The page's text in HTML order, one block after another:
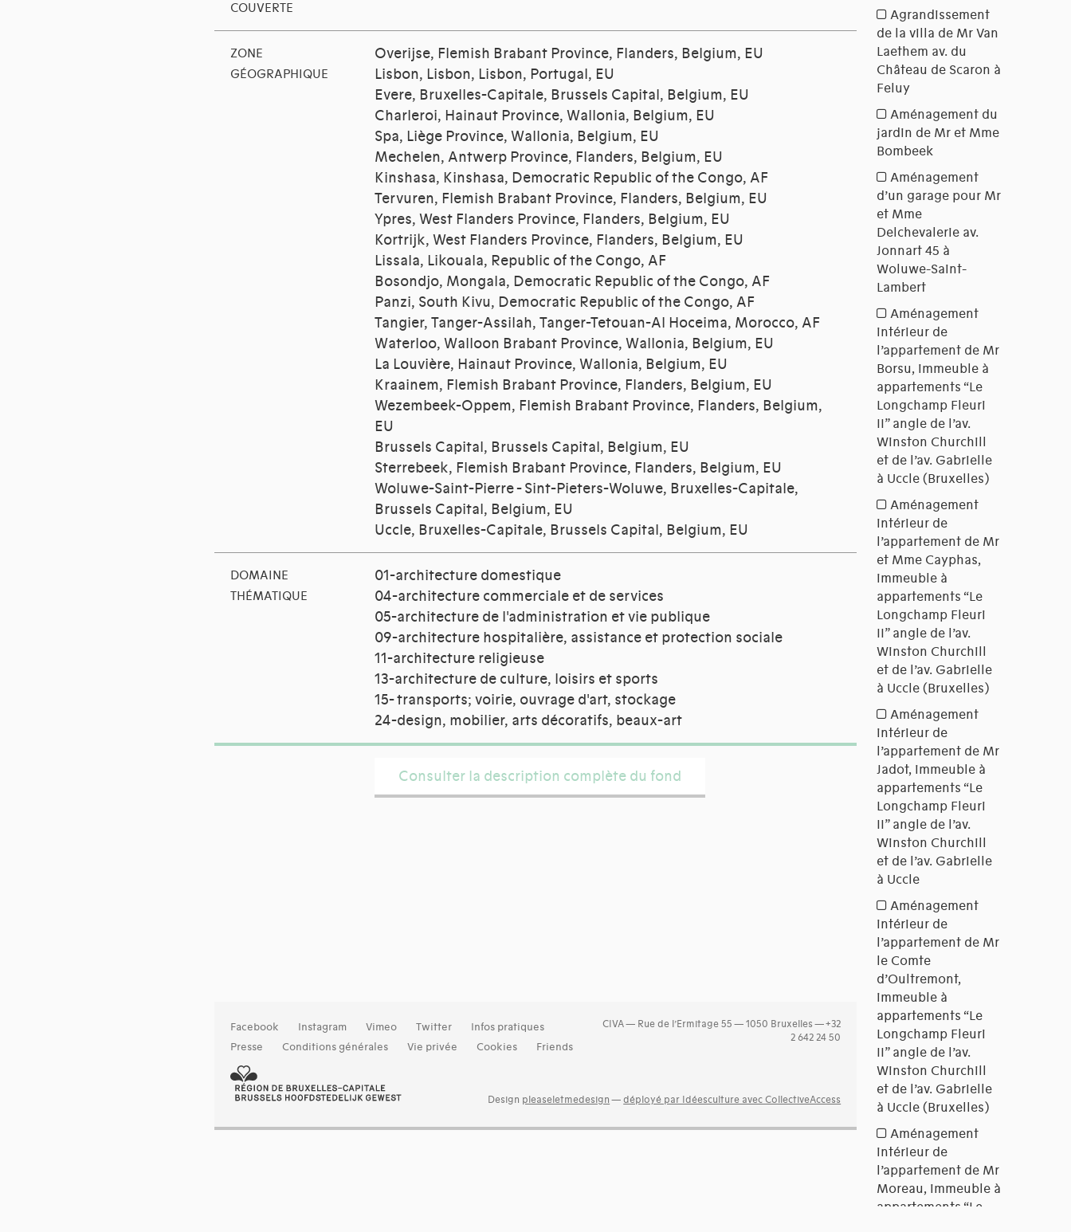
COUVERTE
ZONE
GÉOGRAPHIQUE
Overijse, Flemish Brabant Province, Flanders, Belgium, EU
Lisbon, Lisbon, Lisbon, Portugal, EU
Evere, Bruxelles-Capitale, Brussels Capital, Belgium, EU
Charleroi, Hainaut Province, Wallonia, Belgium, EU
Spa, Liège Province, Wallonia, Belgium, EU
Mechelen, Antwerp Province, Flanders, Belgium, EU
Kinshasa, Kinshasa, Democratic Republic of the Congo, AF
Tervuren, Flemish Brabant Province, Flanders, Belgium, EU
Ypres, West Flanders Province, Flanders, Belgium, EU
Kortrijk, West Flanders Province, Flanders, Belgium, EU
Lissala, Likouala, Republic of the Congo, AF
Bosondjo, Mongala, Democratic Republic of the Congo, AF
Panzi, South Kivu, Democratic Republic of the Congo, AF
Tangier, Tanger-Assilah, Tanger-Tetouan-Al Hoceima, Morocco, AF
Waterloo, Walloon Brabant Province, Wallonia, Belgium, EU
La Louvière, Hainaut Province, Wallonia, Belgium, EU
Kraainem, Flemish Brabant Province, Flanders, Belgium, EU
Wezembeek-Oppem, Flemish Brabant Province, Flanders, Belgium,
EU
Brussels Capital, Brussels Capital, Belgium, EU
Sterrebeek, Flemish Brabant Province, Flanders, Belgium, EU
Woluwe-Saint-Pierre - Sint-Pieters-Woluwe, Bruxelles-Capitale,
Brussels Capital, Belgium, EU
Uccle, Bruxelles-Capitale, Brussels Capital, Belgium, EU
DOMAINE
THÉMATIQUE
01-architecture domestique
04-architecture commerciale et de services
05-architecture de l'administration et vie publique
09-architecture hospitalière, assistance et protection sociale
11-architecture religieuse
13-architecture de culture, loisirs et sports
15- transports; voirie, ouvrage d'art, stockage
24-design, mobilier, arts décoratifs, beaux-art
Consulter la description complète du fond
Facebook Instagram Vimeo Twitter
Infos pratiques
Presse
Conditions générales Vie privée Cookies Friends
CIVA — Rue de l’Ermitage 55 — 1050 Bruxelles — +32
2 642 24 50
Design pleaseletmedesign —déployé par Idéesculture avec CollectiveAccess